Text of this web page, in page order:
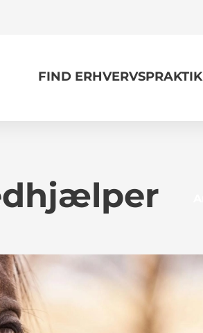
FIND ERHVERVSPRAKTIK